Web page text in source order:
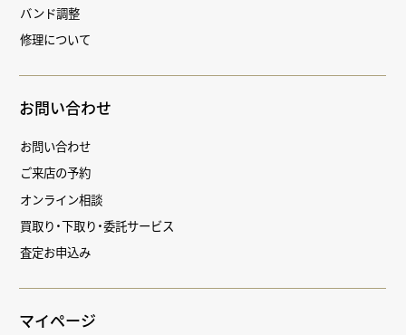
バンド調整
修理について
お問い合わせ
お問い合わせ
ご来店の予約
オンライン相談
買取り・下取り・委託サービス
査定お申込み
マイページ